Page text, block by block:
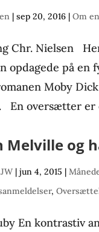
|sep 20, 2016 |Om
Chr. Nielsen
opdagede på en
Moby
En oversætter er
Melville og
|jun 4, 2015 |
,
En kontrastiv